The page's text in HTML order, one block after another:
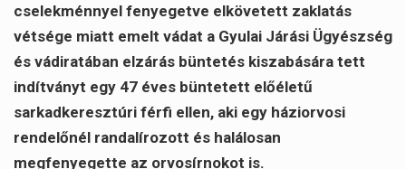
cselekménnyel fenyegetve elkövetett zaklatás
vétsége miatt emelt vádat a Gyulai Járási Ügyészség
és vádiratában elzárás büntetés kiszabására tett
indítványt egy 47 éves büntetett előéletű
sarkadkeresztúri férfi ellen, aki egy háziorvosi
rendelőnél randalírozott és halálosan
megfenyegette az orvosírnokot is.